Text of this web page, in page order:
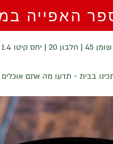
האפייה
בבית - תדעו מה אתם אוכלים